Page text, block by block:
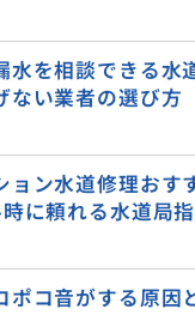
水を相談できる水
ない業者の選び方
ョン水道修理おす
に頼れる水道局
ポコ音がする原因